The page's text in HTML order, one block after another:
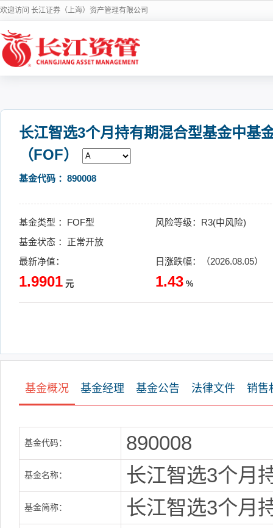
欢迎访问 长江证券（上海）资产管理有限公司
长江智选3个月持有期混合型基金中基
（FOF）
基金代码 ：890008
基金类型 ：FOF型
风险等级：R3(中风险)
基金状态 ：正常开放
最新净值：
1.9901 元
日涨跌幅：（2026.08.05）
1.43 %
基金概况 基金经理 基金公告 法律文件 销售
基金代码： 890008
基金名称： 长江智选3个月
基金简称： 长江智选3个月